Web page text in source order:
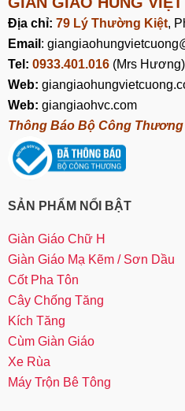
Địa chỉ: 79 Lý Thường Kiệt,
Email :
Tel: 0933.401.016 (Mrs Hương)
Web:
Web: giangiaohvc.com
Thông Báo Bộ Công Thương
SẢN PHẨM NỔI BẬT
Giàn Giáo Chữ H
Giàn Giáo Mạ Kẽm / Sơn Dầu
Cốt Pha Tôn
Cây Chống Tăng
Kích Tăng
Cùm Giàn Giáo
Xe Rùa
Máy Trộn Bê Tông